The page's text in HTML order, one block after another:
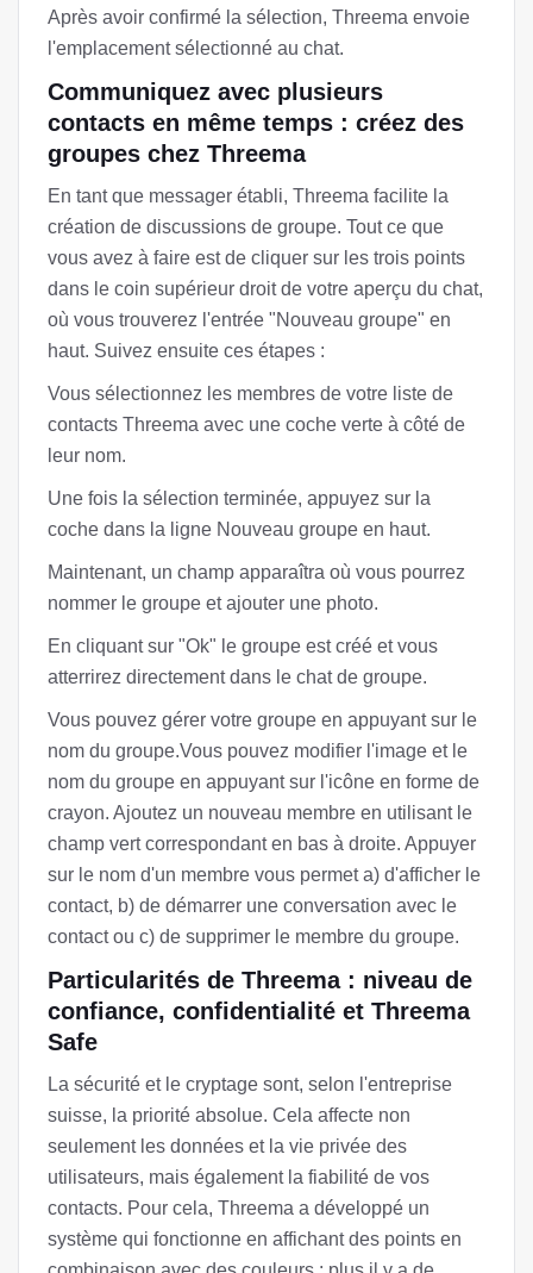
Après avoir confirmé la sélection, Threema envoie
l'emplacement sélectionné au chat.
Communiquez avec plusieurs
contacts en même temps : créez des
groupes chez Threema
En tant que messager établi, Threema facilite la
création de discussions de groupe. Tout ce que
vous avez à faire est de cliquer sur les trois points
dans le coin supérieur droit de votre aperçu du chat,
où vous trouverez l'entrée "Nouveau groupe" en
haut. Suivez ensuite ces étapes :
Vous sélectionnez les membres de votre liste de
contacts Threema avec une coche verte à côté de
leur nom.
Une fois la sélection terminée, appuyez sur la
coche dans la ligne Nouveau groupe en haut.
Maintenant, un champ apparaîtra où vous pourrez
nommer le groupe et ajouter une photo.
En cliquant sur "Ok" le groupe est créé et vous
atterrirez directement dans le chat de groupe.
Vous pouvez gérer votre groupe en appuyant sur le
nom du groupe.Vous pouvez modifier l'image et le
nom du groupe en appuyant sur l'icône en forme de
crayon. Ajoutez un nouveau membre en utilisant le
champ vert correspondant en bas à droite. Appuyer
sur le nom d'un membre vous permet a) d'afficher le
contact, b) de démarrer une conversation avec le
contact ou c) de supprimer le membre du groupe.
Particularités de Threema : niveau de
confiance, confidentialité et Threema
Safe
La sécurité et le cryptage sont, selon l'entreprise
suisse, la priorité absolue. Cela affecte non
seulement les données et la vie privée des
utilisateurs, mais également la fiabilité de vos
contacts. Pour cela, Threema a développé un
système qui fonctionne en affichant des points en